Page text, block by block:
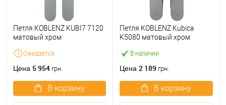
Ожидается
Петля KOBLENZ KUBI7 7120
матовый хром
Цена 5 954 грн.
В корзину
В наличии
Петля KOBLENZ Kubica
K5080 матовый хром
Цена 2 189 грн.
В корзину